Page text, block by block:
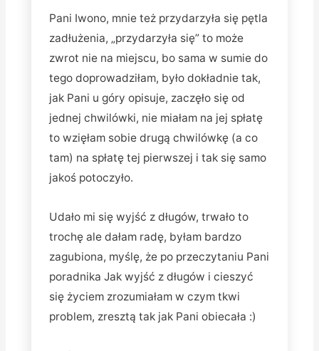
Pani Iwono, mnie też przydarzyła się pętla
zadłużenia, „przydarzyła się” to może
zwrot nie na miejscu, bo sama w sumie do
tego doprowadziłam, było dokładnie tak,
jak Pani u góry opisuje, zaczęło się od
jednej chwilówki, nie miałam na jej spłatę
to wzięłam sobie drugą chwilówkę (a co
tam) na spłatę tej pierwszej i tak się samo
jakoś potoczyło.
Udało mi się wyjść z długów, trwało to
trochę ale dałam radę, byłam bardzo
zagubiona, myślę, że po przeczytaniu Pani
poradnika Jak wyjść z długów i cieszyć
się życiem zrozumiałam w czym tkwi
problem, zresztą tak jak Pani obiecała :)